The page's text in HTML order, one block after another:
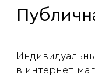
в интернет-